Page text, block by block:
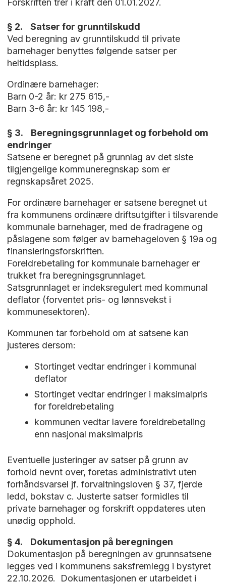
Forskriften trer i kraft den 01.01.2027.
§ 2. Satser for grunntilskudd
Ved beregning av grunntilskudd til private
barnehager benyttes følgende satser per
heltidsplass.
Ordinære barnehager:
Barn 0-2 år: kr 275 615,-
Barn 3-6 år: kr 145 198,-
§ 3. Beregningsgrunnlaget og forbehold om
endringer
Satsene er beregnet på grunnlag av det siste
tilgjengelige kommuneregnskap som er
regnskapsåret 2025.
For ordinære barnehager er satsene beregnet ut
fra kommunens ordinære driftsutgifter i tilsvarende
kommunale barnehager, med de fradragene og
påslagene som følger av barnehageloven § 19a og
finansieringsforskriften.
Foreldrebetaling for kommunale barnehager er
trukket fra beregningsgrunnlaget.
Satsgrunnlaget er indeksregulert med kommunal
deflator (forventet pris- og lønnsvekst i
kommunesektoren).
Kommunen tar forbehold om at satsene kan
justeres dersom:
Stortinget vedtar endringer i kommunal
deflator
Stortinget vedtar endringer i maksimalpris
for foreldrebetaling
kommunen vedtar lavere foreldrebetaling
enn nasjonal maksimalpris
Eventuelle justeringer av satser på grunn av
forhold nevnt over, foretas administrativt uten
forhåndsvarsel jf. forvaltningsloven § 37, fjerde
ledd, bokstav c. Justerte satser formidles til
private barnehager og forskrift oppdateres uten
unødig opphold.
§ 4. Dokumentasjon på beregningen
Dokumentasjon på beregningen av grunnsatsene
legges ved i kommunens saksfremlegg i bystyret
22.10.2026. Dokumentasjonen er utarbeidet i